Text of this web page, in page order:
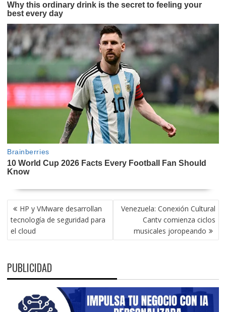
NAVEGACIÓN
DE
ENTRADAS
HP y VMware desarrollan
tecnología de seguridad para
el cloud
Venezuela: Conexión Cultural
Cantv comienza ciclos
musicales joropeando
PUBLICIDAD